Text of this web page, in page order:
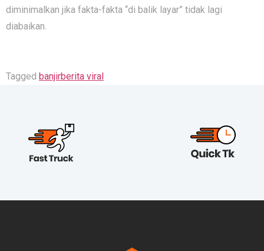
diminimalkan jika fakta-fakta “di balik layar” tidak lagi
diabaikan.
Tagged banjirberita viral